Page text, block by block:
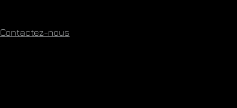
Contactez-nous